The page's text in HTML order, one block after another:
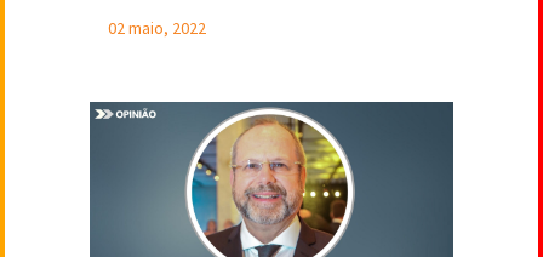
02 maio, 2022